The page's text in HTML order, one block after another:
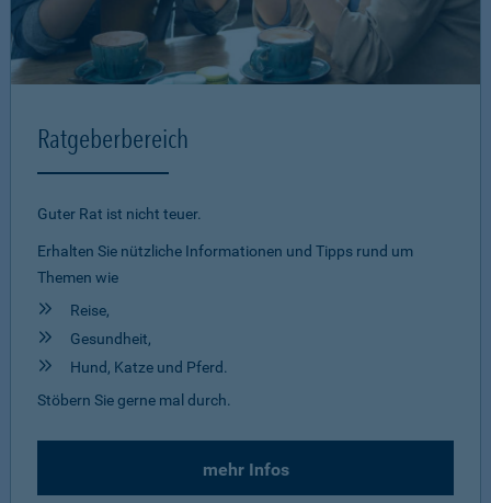
Ratgeberbereich
Guter Rat ist nicht teuer.
Erhalten Sie nützliche Informationen und Tipps rund um
Themen wie
Reise,
Gesundheit,
Hund, Katze und Pferd.
Stöbern Sie gerne mal durch.
mehr Infos